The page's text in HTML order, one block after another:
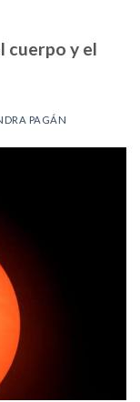
cuerpo y el
PAGÁN